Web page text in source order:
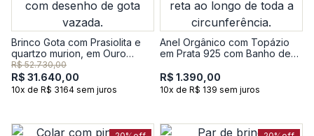
Brinco Gota com Prasiolita e
quartzo murion, em Ouro
Amarelo 18k
R$ 52.730,00
R$ 31.640,00
10x de R$ 3164 sem juros
Anel Orgânico com Topázio
em Prata 925 com Banho de
R$ 1.390,00
10x de R$ 139 sem juros